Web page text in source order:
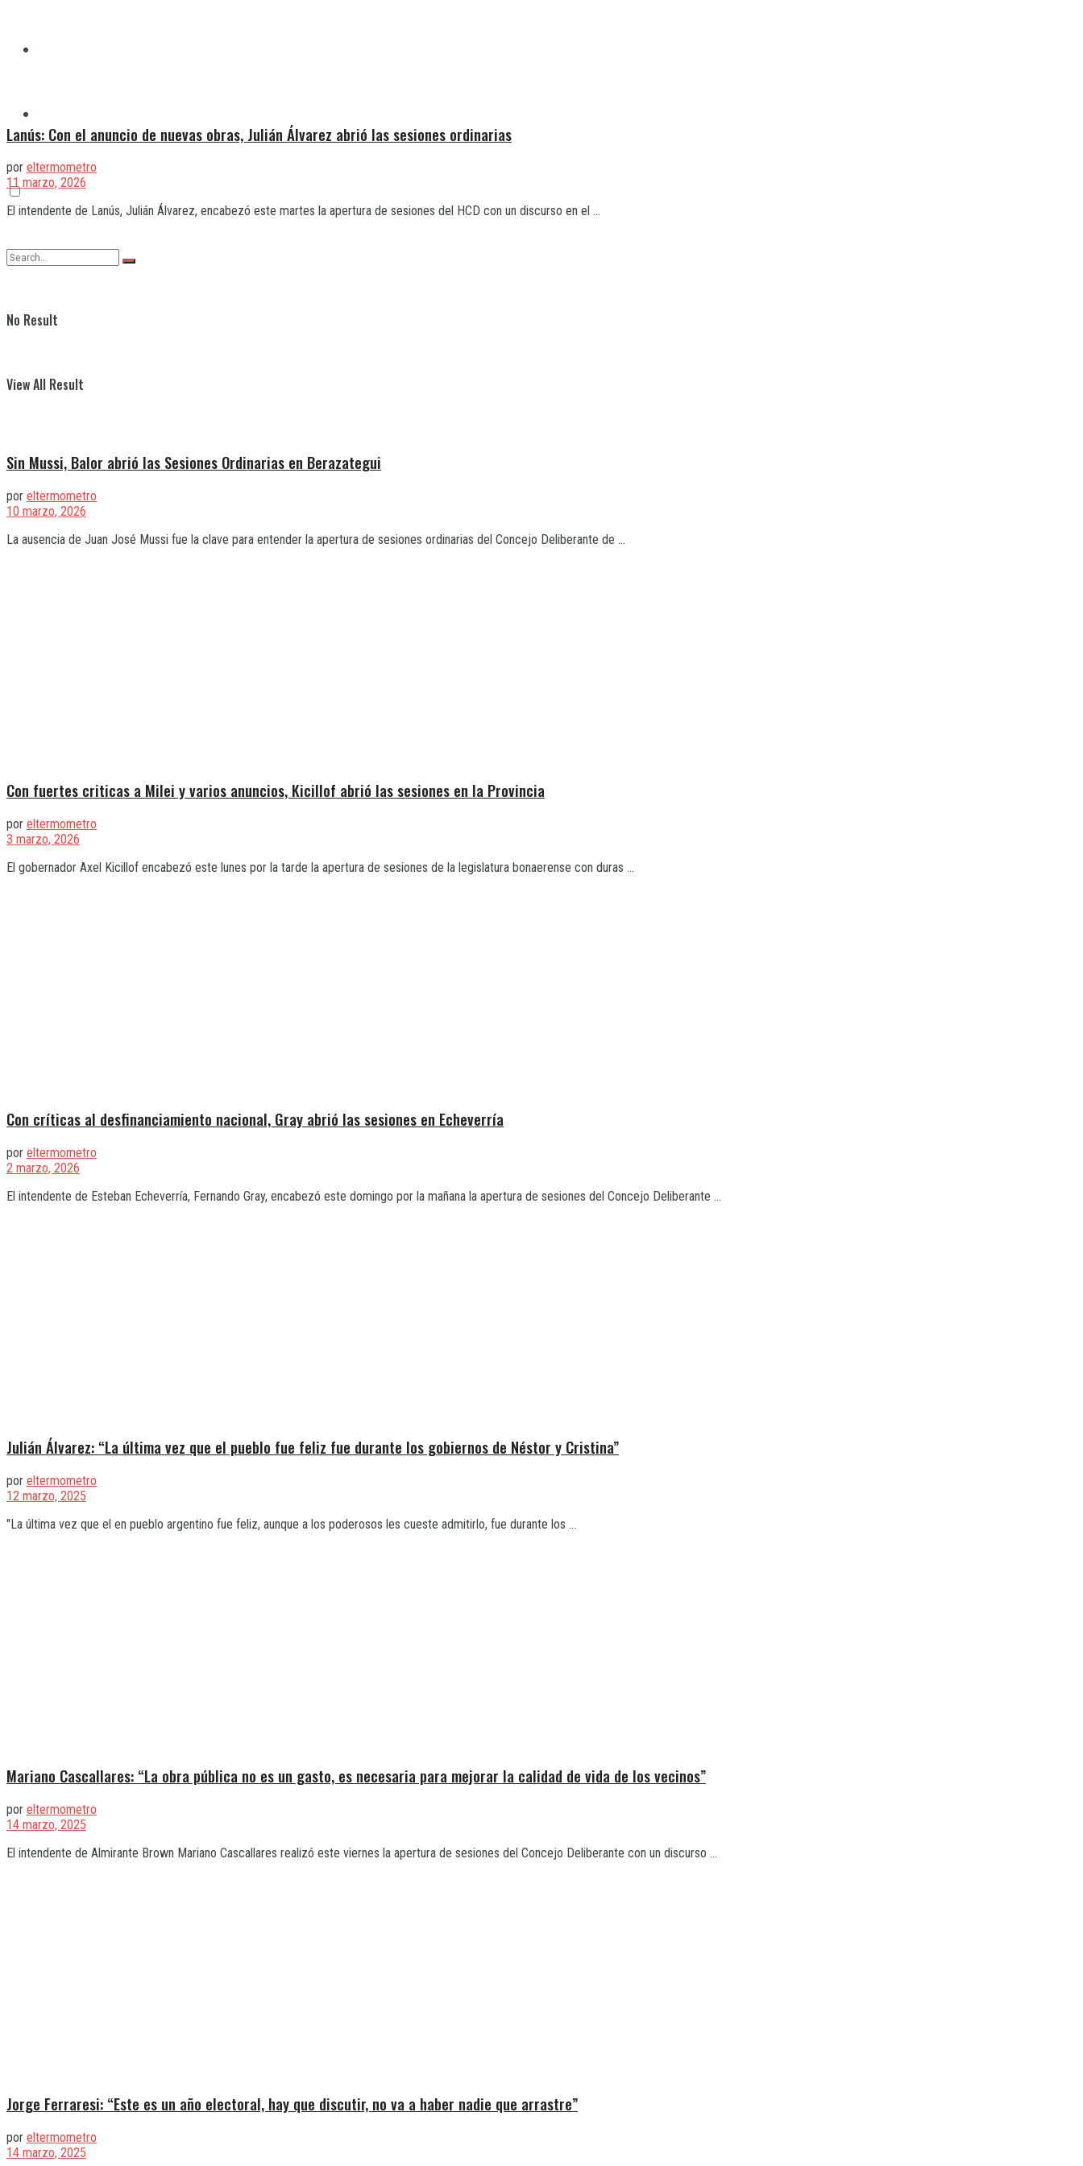
No Result
View All Result
Lanús: Con el anuncio de nuevas obras, Julián Álvarez abrió las sesiones ordinarias
por eltermometro
11 marzo, 2026
El intendente de Lanús, Julián Álvarez, encabezó este martes la apertura de sesiones del HCD con un discurso en el ...
Sin Mussi, Balor abrió las Sesiones Ordinarias en Berazategui
por eltermometro
10 marzo, 2026
La ausencia de Juan José Mussi fue la clave para entender la apertura de sesiones ordinarias del Concejo Deliberante de ...
Con fuertes criticas a Milei y varios anuncios, Kicillof abrió las sesiones en la Provincia
por eltermometro
3 marzo, 2026
El gobernador Axel Kicillof encabezó este lunes por la tarde la apertura de sesiones de la legislatura bonaerense con duras ...
Con críticas al desfinanciamiento nacional, Gray abrió las sesiones en Echeverría
por eltermometro
2 marzo, 2026
El intendente de Esteban Echeverría, Fernando Gray, encabezó este domingo por la mañana la apertura de sesiones del Concejo Deliberante ...
Julián Álvarez: “La última vez que el pueblo fue feliz fue durante los gobiernos de Néstor y Cristina”
por eltermometro
12 marzo, 2025
"La última vez que el en pueblo argentino fue feliz, aunque a los poderosos les cueste admitirlo, fue durante los ...
Mariano Cascallares: “La obra pública no es un gasto, es necesaria para mejorar la calidad de vida de los vecinos”
por eltermometro
14 marzo, 2025
El intendente de Almirante Brown Mariano Cascallares realizó este viernes la apertura de sesiones del Concejo Deliberante con un discurso ...
Jorge Ferraresi: “Este es un año electoral, hay que discutir, no va a haber nadie que arrastre”
por eltermometro
14 marzo, 2025